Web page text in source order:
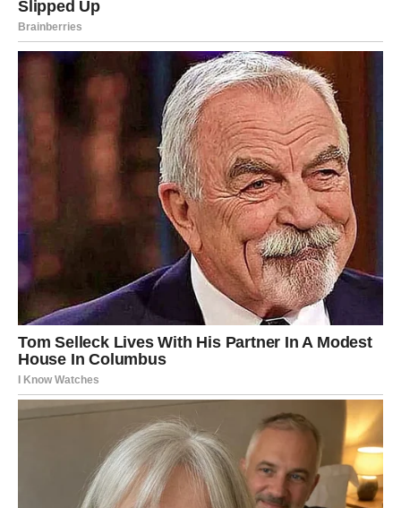
Vruć fil od višanja izliti na koru i ostaviti da se ohladi. Dok se
hladi umutiti slatko vrhnje sa šećerom u prahu. U posebnoj
zdjeli umutite omekšali maslac pa umiješajte ohlađeni puding
od vanilije i sve dobro izmiješajte.
Kremu od vanilije ravnomjerno rasporedite po nadjevu od
višanja. Mliječnu čokoladu umiješajte u kremu i nanesite na
vrh torte. Ostavite sat vremena da se ohladi u hladnjaku, zatim
narežite na kocke i poslužite.